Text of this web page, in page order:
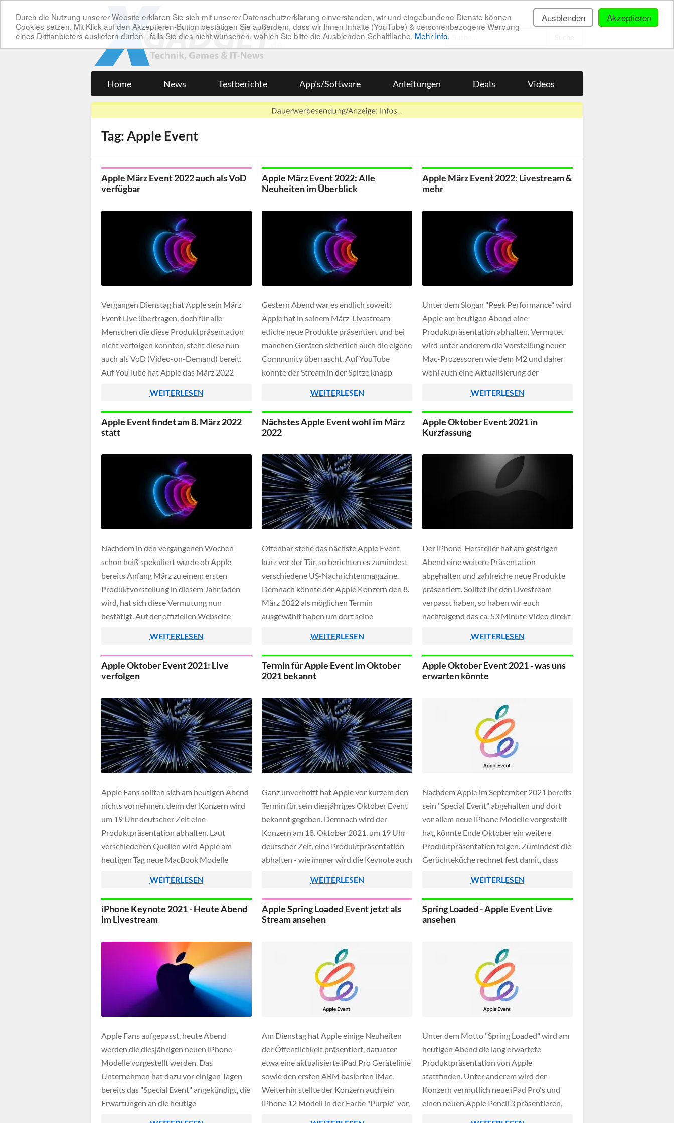
Akzeptieren
Ausblenden
Durch die Nutzung unserer Website erklären Sie sich mit unserer Datenschutzerklärung einverstanden, wir und eingebundene Dienste können
Cookies setzen. Mit Klick auf den Akzeptieren-Button bestätigen Sie außerdem, dass wir Ihnen Inhalte (YouTube) & personenbezogene Werbung
eines Drittanbieters ausliefern dürfen - falls Sie dies nicht wünschen, wählen Sie bitte die Ausblenden-Schaltfläche. Mehr Info.
Home News Testberichte App's/Software Anleitungen Deals Videos
Tag: Apple Event
Apple März Event 2022 auch als VoD
verfügbar
Vergangen Dienstag hat Apple sein März
Event Live übertragen, doch für alle
Menschen die diese Produktpräsentation
nicht verfolgen konnten, steht diese nun
auch als VoD (Video-on-Demand) bereit.
Auf YouTube hat Apple das März 2022
gelistet, insgesamt müsst ihr dafür etwa
eine knappe Stunde einplanen. Nachfolgend
haben wir euch das […]
WEITERLESEN
Apple März Event 2022: Alle
Neuheiten im Überblick
Gestern Abend war es endlich soweit:
Apple hat in seinem März-Livestream
etliche neue Produkte präsentiert und bei
manchen Geräten sicherlich auch die eigene
Community überrascht. Auf YouTube
konnte der Stream in der Spitze knapp
wieviele Leute direkt über die Apple
Webseite den Livestream verfolgt haben ist
unbekannt. In diesem Artikel möchten […]
WEITERLESEN
Apple März Event 2022: Livestream &
mehr
Unter dem Slogan "Peek Performance" wird
Apple am heutigen Abend eine
Produktpräsentation abhalten. Vermutet
wird unter anderem die Vorstellung neuer
Mac-Prozessoren wie dem M2 und daher
wohl auch eine Aktualisierung der
eines iMac Pro.
WEITERLESEN
Apple Event findet am 8. März 2022
statt
Nachdem in den vergangenen Wochen
schon heiß spekuliert wurde ob Apple
bereits Anfang März zu einem ersten
Produktvorstellung in diesem Jahr laden
wird, hat sich diese Vermutung nun
bestätigt. Auf der offiziellen Webseite
März 2022 angekündigt, wie immer wird
man die Produktpräsentation auch als
Livestream miterleben können.
WEITERLESEN
Nächstes Apple Event wohl im März
2022
Offenbar stehe das nächste Apple Event
kurz vor der Tür, so berichten es zumindest
verschiedene US-Nachrichtenmagazine.
Demnach könnte der Apple Konzern den 8.
März 2022 als möglichen Termin
ausgewählt haben um dort seine
verschiedenen Analysten ist eine
Aktualisierung des iPhone SE Modells
möglich sowie die Präsentation eines neuen
WEITERLESEN
Apple Oktober Event 2021 in
Kurzfassung
Der iPhone-Hersteller hat am gestrigen
Abend eine weitere Präsentation
abgehalten und zahlreiche neue Produkte
präsentiert. Solltet ihr den Livestream
verpasst haben, so haben wir euch
nachfolgend das ca. 53 Minute Video direkt
neuen AirPods, gab es beim HomePod mini
ein kleines farbliches Designupdate
außerdem wurden wie erwartet auch neue
WEITERLESEN
Apple Oktober Event 2021: Live
verfolgen
Apple Fans sollten sich am heutigen Abend
nichts vornehmen, denn der Konzern wird
um 19 Uhr deutscher Zeit eine
Produktpräsentation abhalten. Laut
verschiedenen Quellen wird Apple am
heutigen Tag neue MacBook Modelle
Mac Mini einen neuen Prozessor erhalten.
WEITERLESEN
Termin für Apple Event im Oktober
2021 bekannt
Ganz unverhofft hat Apple vor kurzem den
Termin für sein diesjähriges Oktober Event
bekannt gegeben. Demnach wird der
Konzern am 18. Oktober 2021, um 19 Uhr
deutscher Zeit, eine Produktpräsentation
abhalten - wie immer wird die Keynote auch
Der Livestream wird sowohl über die
offizielle Webseite, als auch […]
WEITERLESEN
Apple Oktober Event 2021 - was uns
erwarten könnte
Nachdem Apple im September 2021 bereits
sein "Special Event" abgehalten und dort
vor allem neue iPhone Modelle vorgestellt
hat, könnte Ende Oktober ein weitere
Produktpräsentation folgen. Zumindest die
Gerüchteküche rechnet fest damit, dass
Oktober Event abhalten wird um dort neue
MacBook Pro's vorzustellen.
WEITERLESEN
iPhone Keynote 2021 - Heute Abend
im Livestream
Apple Fans aufgepasst, heute Abend
werden die diesjährigen neuen iPhone-
Modelle vorgestellt werden. Das
Unternehmen hat dazu vor einigen Tagen
bereits das "Special Event" angekündigt, die
Erwartungen an die heutige
Apple Spring Loaded Event jetzt als
Stream ansehen
Am Dienstag hat Apple einige Neuheiten
der Öffentlichkeit präsentiert, darunter
etwa eine aktualisierte iPad Pro Gerätelinie
sowie den ersten ARM basierten iMac.
Weiterhin stellte der Konzern auch ein
iPhone 12 Modell in der Farbe "Purple" vor,
Spring Loaded - Apple Event Live
ansehen
Unter dem Motto "Spring Loaded" wird am
heutigen Abend die lang erwartete
Produktpräsentation von Apple
stattfinden. Unter anderem wird der
Konzern vermutlich neue iPad Pro's und
einen neuen Apple Pencil 3 präsentieren,